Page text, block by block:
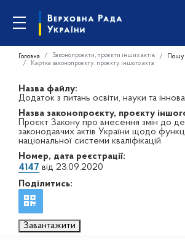
Головна Законопроєкти, проєкти інших актів
Картка законопроєкту, проєкту іншого акта
Назва файлу:
Додаток з питань освіти, науки та
Назва законопроєкту, проєкту
Проєкт Закону про внесення змін до
законодавчих актів України щодо
національної системи кваліфікацій
Номер, дата реєстрації:
4147 від 23.09.2020
Поділитись:
Завантажити